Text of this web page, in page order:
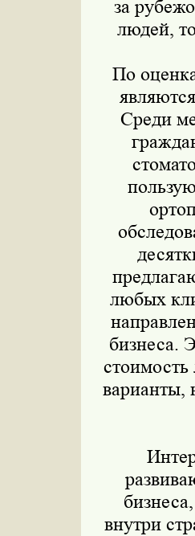
за
людей,
По
Среди
любых
бизнеса.
варианты,
внутри